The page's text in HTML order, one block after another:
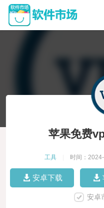
苹果免费
工具 时间：
安卓下载
安卓